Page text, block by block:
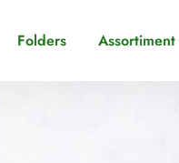
Folders Assortiment